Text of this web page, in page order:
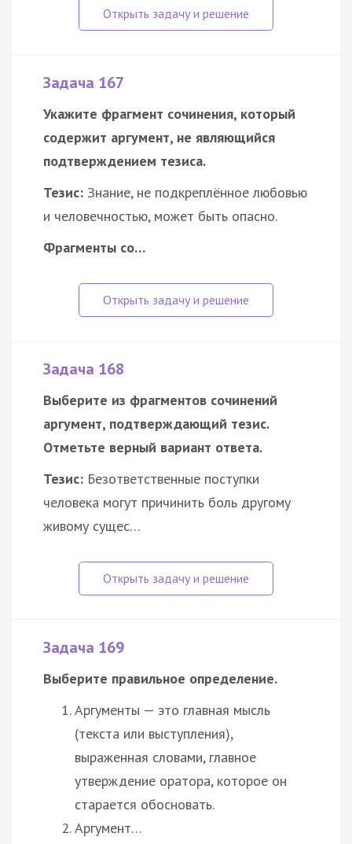
Задача 167
Укажите фрагмент сочинения, который
содержит аргумент, не являющийся
подтверждением тезиса.
Тезис: Знание, не подкреплённое любовью
и человечностью, может быть опасно.
Фрагменты со…
Задача 168
Выберите из фрагментов сочинений
аргумент, подтверждающий тезис.
Отметьте верный вариант ответа.
Тезис: Безответственные поступки
человека могут причинить боль другому
живому сущес…
Задача 169
Выберите правильное определение.
Аргументы — это главная мысль
(текста или выступления),
выраженная словами, главное
утверждение оратора, которое он
старается обосновать.
Аргумент…